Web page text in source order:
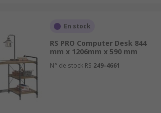
En stock
RS PRO Computer Desk 844
mm x 1206mm x 590 mm
N° de stock RS 249-4661